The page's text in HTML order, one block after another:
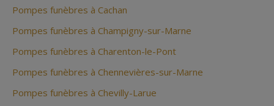
Pompes funèbres à Cachan
Pompes funèbres à Champigny-sur-Marne
Pompes funèbres à Charenton-le-Pont
Pompes funèbres à Chennevières-sur-Marne
Pompes funèbres à Chevilly-Larue